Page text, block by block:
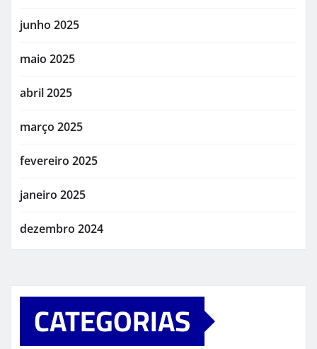
junho 2025
maio 2025
abril 2025
março 2025
fevereiro 2025
janeiro 2025
dezembro 2024
CATEGORIAS